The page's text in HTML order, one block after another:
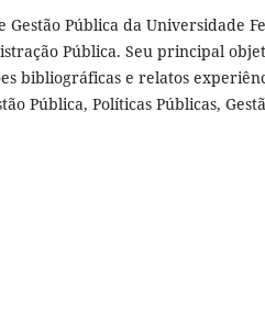
Gestão Pública da Universidade
Pública. Seu principal
bibliográficas e relatos
Pública, Políticas Públicas,